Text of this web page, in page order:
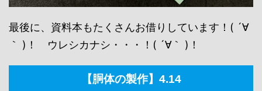
最後に、資料本もたくさんお借りしています！( ´∀
｀ )！ ウレシカナシ・・・！( ´∀｀ )！
【胴体の製作】4.14